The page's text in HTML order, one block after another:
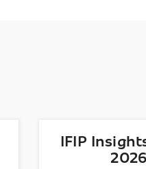
IFIP
2026